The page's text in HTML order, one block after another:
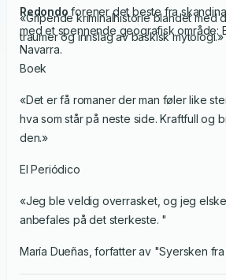
Redondo forener det beste fra
med et spennende geografisk område:
Navarra.
«Gripende kriminalhistorie blandet med
traumer og innslag av baskisk mytologi.»
Boek
«Det er få romaner der man føler like
hva som står på neste side. Kraftfull og
den.»
El Periódico
«Jeg ble veldig overrasket, og jeg
anbefales på det sterkeste. "
María Dueñas, forfatter av "Syersken